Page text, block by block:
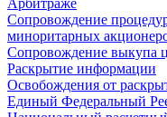
Сопровождение
миноритарных
Сопровождение выкупа
Раскрытие информации
Освобождения от
Единый Федеральный